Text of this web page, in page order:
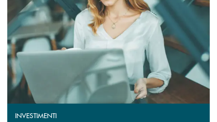
INVESTIMENTI